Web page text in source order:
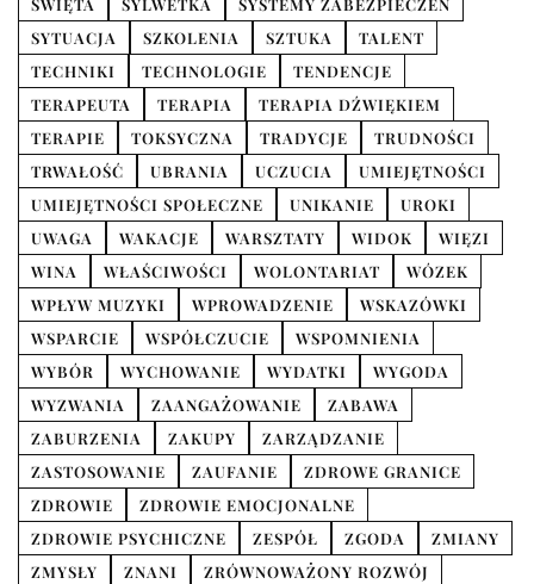
ŚWIĘTA
SYLWETKA
SYSTEMY ZABEZPIECZEŃ
SYTUACJA
SZKOLENIA SZTUKA
TALENT
TECHNIKI
TECHNOLOGIE
TENDENCJE
TERAPEUTA
TERAPIA
TERAPIA DŹWIĘKIEM
TERAPIE
TOKSYCZNA TRADYCJE
TRUDNOŚCI
TRWAŁOŚĆ
UBRANIA UCZUCIA
UMIEJĘTNOŚCI
UMIEJĘTNOŚCI SPOŁECZNE
UNIKANIE
UROKI
UWAGA
WAKACJE WARSZTATY WIDOK
WIĘZI
WINA
WŁAŚCIWOŚCI WOLONTARIAT
WÓZEK
WPŁYW MUZYKI
WPROWADZENIE
WSKAZÓWKI
WSPARCIE
WSPÓŁCZUCIE
WSPOMNIENIA
WYBÓR
WYCHOWANIE WYDATKI
WYGODA
WYZWANIA
ZAANGAŻOWANIE
ZABAWA
ZABURZENIA
ZAKUPY
ZARZĄDZANIE
ZASTOSOWANIE
ZAUFANIE
ZDROWE GRANICE
ZDROWIE
ZDROWIE EMOCJONALNE
ZDROWIE PSYCHICZNE
ZESPÓŁ ZGODA
ZMIANY
ZMYSŁY
ZNANI
ZRÓWNOWAŻONY ROZWÓJ